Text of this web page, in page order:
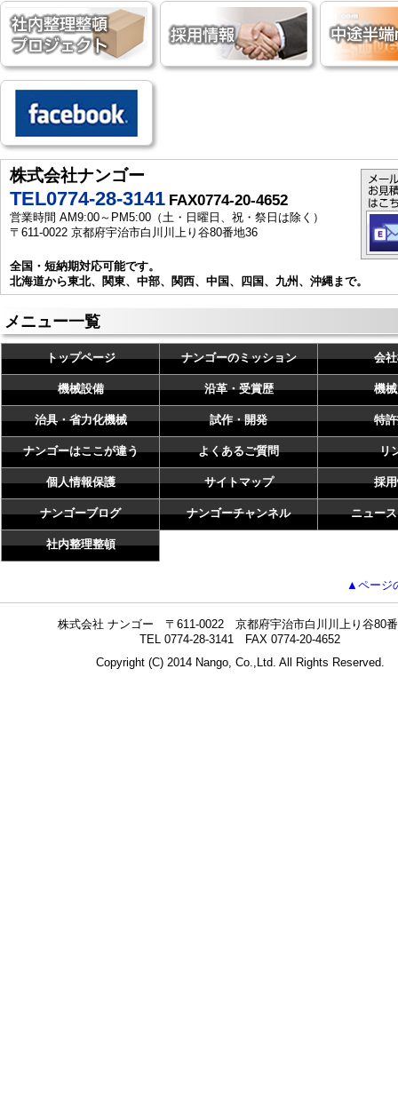
株式会社ナンゴー
TEL0774-28-3141 FAX0774-20-4652
営業時間 AM9:00～PM5:00（土・日曜日、祝・祭日は除く）
〒611-0022 京都府宇治市白川川上り谷80番地36
全国・短納期対応可能です。
北海道から東北、関東、中部、関西、中国、四国、九州、沖縄まで。
メニュー一覧
トップページ ナンゴーのミッション 会
機械設備 沿革・受賞歴 機
治具・省力化機械 試作・開発 特
ナンゴーはここが違う よくあるご質問 リ
個人情報保護 サイトマップ 採
ナンゴーブログ ナンゴーチャンネル ニュー
社内整理整頓
▲ページ
株式会社 ナンゴー 〒611-0022 京都府宇治市白川川上り谷80
TEL 0774-28-3141 FAX 0774-20-4652
Copyright (C) 2014 Nango, Co.,Ltd. All Rights Reserved.